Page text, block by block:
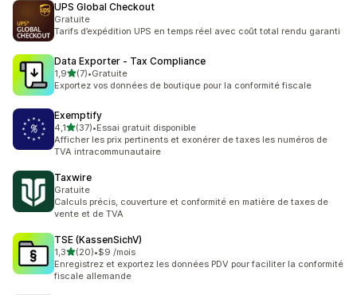
UPS Global Checkout
Gratuite
Tarifs d’expédition UPS en temps réel avec coût total rendu garanti
Data Exporter ‑ Tax Compliance
1,9étoile(s) sur 5
(7)
7 avis au total
•Gratuite
Exportez vos données de boutique pour la conformité fiscale
Exemptify
4,1étoile(s) sur 5
(37)
37 avis au total
•Essai gratuit disponible
Afficher les prix pertinents et exonérer de taxes les numéros de
TVA intracommunautaire
Taxwire
Gratuite
Calculs précis, couverture et conformité en matière de taxes de
vente et de TVA
TSE (KassenSichV)
1,3étoile(s) sur 5
(20)
20 avis au total
•$9 /mois
Enregistrez et exportez les données PDV pour faciliter la conformité
fiscale allemande